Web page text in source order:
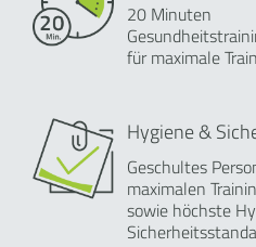
20 Minuten
für maximale
Hygiene &
Geschultes
maximalen
sowie höchste